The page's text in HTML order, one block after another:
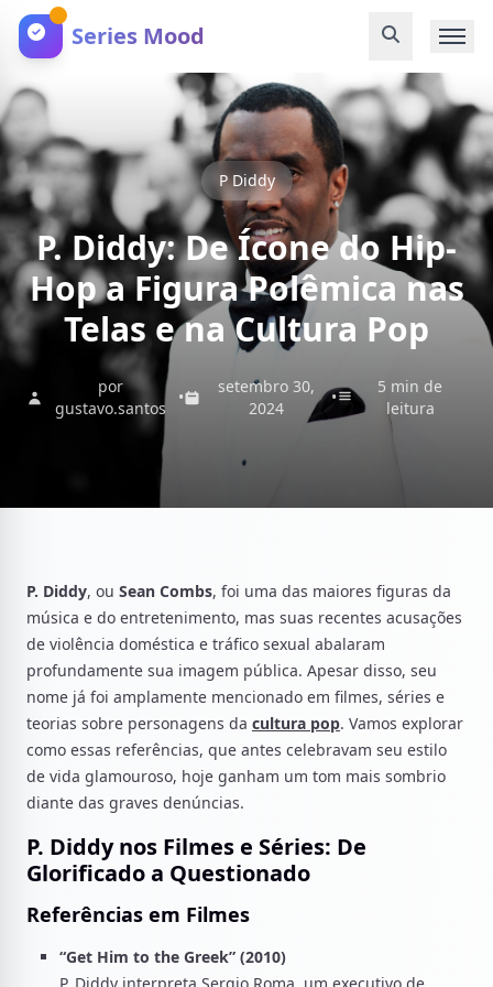
Series Mood
P Diddy
P. Diddy: De Ícone do Hip-
Hop a Figura Polêmica nas
Telas e na Cultura Pop
por
gustavo.santos
•
setembro 30,
2024
•
5 min de
leitura
P. Diddy, ou Sean Combs, foi uma das maiores figuras da
música e do entretenimento, mas suas recentes acusações
de violência doméstica e tráfico sexual abalaram
profundamente sua imagem pública. Apesar disso, seu
nome já foi amplamente mencionado em filmes, séries e
teorias sobre personagens da cultura pop. Vamos explorar
como essas referências, que antes celebravam seu estilo
de vida glamouroso, hoje ganham um tom mais sombrio
diante das graves denúncias.
P. Diddy nos Filmes e Séries: De
Glorificado a Questionado
Referências em Filmes
“Get Him to the Greek” (2010)